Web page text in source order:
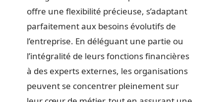
offre une flexibilité précieuse, s’adaptant
parfaitement aux besoins évolutifs de
l’entreprise. En déléguant une partie ou
l’intégralité de leurs fonctions financières
à des experts externes, les organisations
peuvent se concentrer pleinement sur